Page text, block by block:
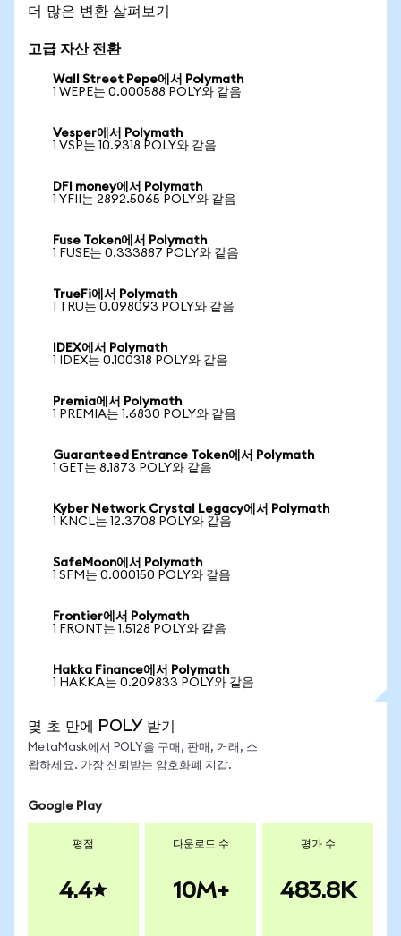
더 많은 변환 살펴보기
고급 자산 전환
Wall Street Pepe에서 Polymath
1 WEPE는 0.000588 POLY와 같음
Vesper에서 Polymath
1 VSP는 10.9318 POLY와 같음
DFI money에서 Polymath
1 YFII는 2892.5065 POLY와 같음
Fuse Token에서 Polymath
1 FUSE는 0.333887 POLY와 같음
TrueFi에서 Polymath
1 TRU는 0.098093 POLY와 같음
IDEX에서 Polymath
1 IDEX는 0.100318 POLY와 같음
Premia에서 Polymath
1 PREMIA는 1.6830 POLY와 같음
Guaranteed Entrance Token에서 Polymath
1 GET는 8.1873 POLY와 같음
Kyber Network Crystal Legacy에서 Polymath
1 KNCL는 12.3708 POLY와 같음
SafeMoon에서 Polymath
1 SFM는 0.000150 POLY와 같음
Frontier에서 Polymath
1 FRONT는 1.5128 POLY와 같음
Hakka Finance에서 Polymath
1 HAKKA는 0.209833 POLY와 같음
몇 초 만에 POLY 받기
MetaMask에서 POLY을 구매, 판매, 거래, 스
왑하세요. 가장 신뢰받는 암호화폐 지갑.
Google Play
평점
4.4
다운로드 수
10M+
평가 수
483.8K